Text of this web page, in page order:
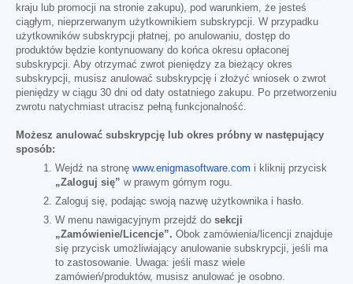
kraju lub promocji na stronie zakupu), pod warunkiem, że jesteś
ciągłym, nieprzerwanym użytkownikiem subskrypcji. W przypadku
użytkowników subskrypcji płatnej, po anulowaniu, dostęp do
produktów będzie kontynuowany do końca okresu opłaconej
subskrypcji. Aby otrzymać zwrot pieniędzy za bieżący okres
subskrypcji, musisz anulować subskrypcję i złożyć wniosek o zwrot
pieniędzy w ciągu 30 dni od daty ostatniego zakupu. Po przetworzeniu
zwrotu natychmiast utracisz pełną funkcjonalność.
Możesz anulować subskrypcję lub okres próbny w następujący
sposób:
Wejdź na stronę www.enigmasoftware.com i kliknij przycisk
„Zaloguj się” w prawym górnym rogu.
Zaloguj się, podając swoją nazwę użytkownika i hasło.
W menu nawigacyjnym przejdź do sekcji
„Zamówienie/Licencje”. Obok zamówienia/licencji znajduje
się przycisk umożliwiający anulowanie subskrypcji, jeśli ma
to zastosowanie. Uwaga: jeśli masz wiele
zamówień/produktów, musisz anulować je osobno.